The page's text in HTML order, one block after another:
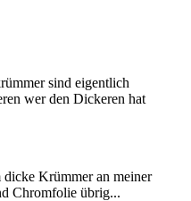
sind eigentlich
wer den Dickeren hat
Krümmer an meiner
Chromfolie übrig...